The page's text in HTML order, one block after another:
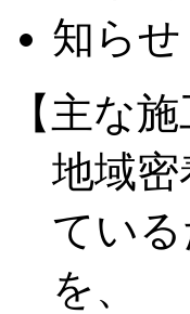
【主な
地域
てい
を、